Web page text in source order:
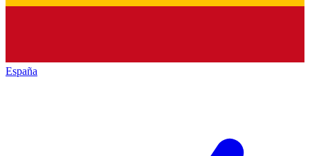
España